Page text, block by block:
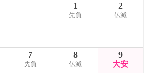
1
先負
2
仏滅
7
先負
8
仏滅
9
大安